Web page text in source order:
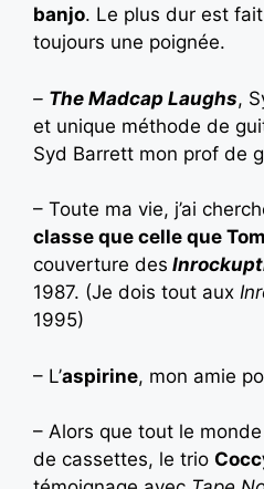
banjo. Le plus dur est
toujours une poignée.
– The Madcap Laughs,
et unique méthode de
Syd Barrett mon prof de
– Toute ma vie, j’ai
classe que celle que
couverture des
1987. (Je dois tout aux
1995)
– L’aspirine, mon amie
– Alors que tout le
de cassettes, le trio